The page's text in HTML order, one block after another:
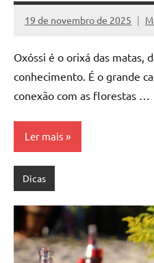
19 de novembro de 2025
Nenhum
Oxóssi é o orixá das matas,
conhecimento. É o grande
conexão com as florestas …
Ler mais
Dicas